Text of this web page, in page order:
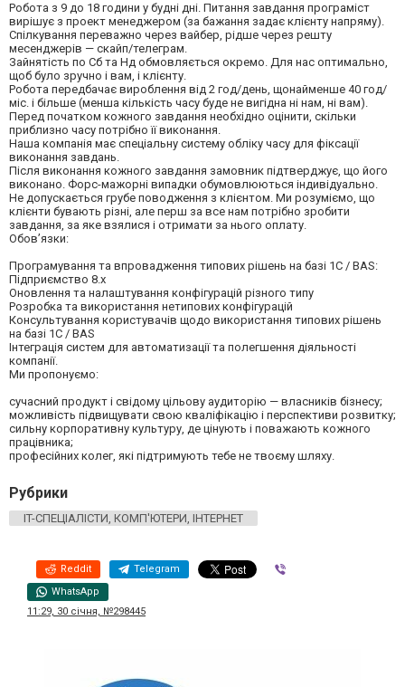
Робота з 9 до 18 години у будні дні. Питання завдання програміст
вирішує з проект менеджером (за бажання задає клієнту напряму).
Спілкування переважно через вайбер, рідше через решту
месенджерів — скайп/телеграм.
Зайнятість по Сб та Нд обмовляється окремо. Для нас оптимально,
щоб було зручно і вам, і клієнту.
Робота передбачає вироблення від 2 год/день, щонайменше 40 год/
міс. і більше (менша кількість часу буде не вигідна ні нам, ні вам).
Перед початком кожного завдання необхідно оцінити, скільки
приблизно часу потрібно її виконання.
Наша компанія має спеціальну систему обліку часу для фіксації
виконання завдань.
Після виконання кожного завдання замовник підтверджує, що його
виконано. Форс-мажорні випадки обумовлюються індивідуально.
Не допускається грубе поводження з клієнтом. Ми розуміємо, що
клієнти бувають різні, але перш за все нам потрібно зробити
завдання, за яке взялися і отримати за нього оплату.
Обов’язки:⠀
Програмування та впровадження типових рішень на базі 1С / BAS:
Підприємство 8.х
Оновлення та налаштування конфігурацій різного типу
Розробка та використання нетипових конфігурацій
Консультування користувачів щодо використання типових рішень
на базі 1С / BAS
Інтеграція систем для автоматизації та полегшення діяльності
компанії.⠀⠀
Ми пропонуємо:
сучасний продукт і свідому цільову аудиторію — власників бізнесу;
можливість підвищувати свою кваліфікацію і перспективи розвитку;
сильну корпоративну культуру, де цінують і поважають кожного
працівника;
професійних колег, які підтримують тебе не твоєму шляху.
Рубрики
IT-СПЕЦІАЛІСТИ, КОМП'ЮТЕРИ, ІНТЕРНЕТ
Reddit Telegram
WhatsApp
11:29, 30 січня, №298445